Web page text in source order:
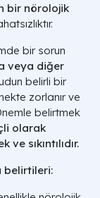
bir nörolojik
bir sorun
veya diğer
belirli bir
zorlanır ve
belirtmek
olarak
ve sıkıntılıdır.
belirtileri: